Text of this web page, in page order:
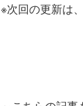
※次回の更新は